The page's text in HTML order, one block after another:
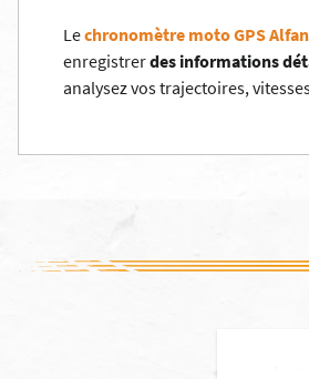
Lechronomètre moto GPS
enregistrerdes informations
analysez vos trajectoires,